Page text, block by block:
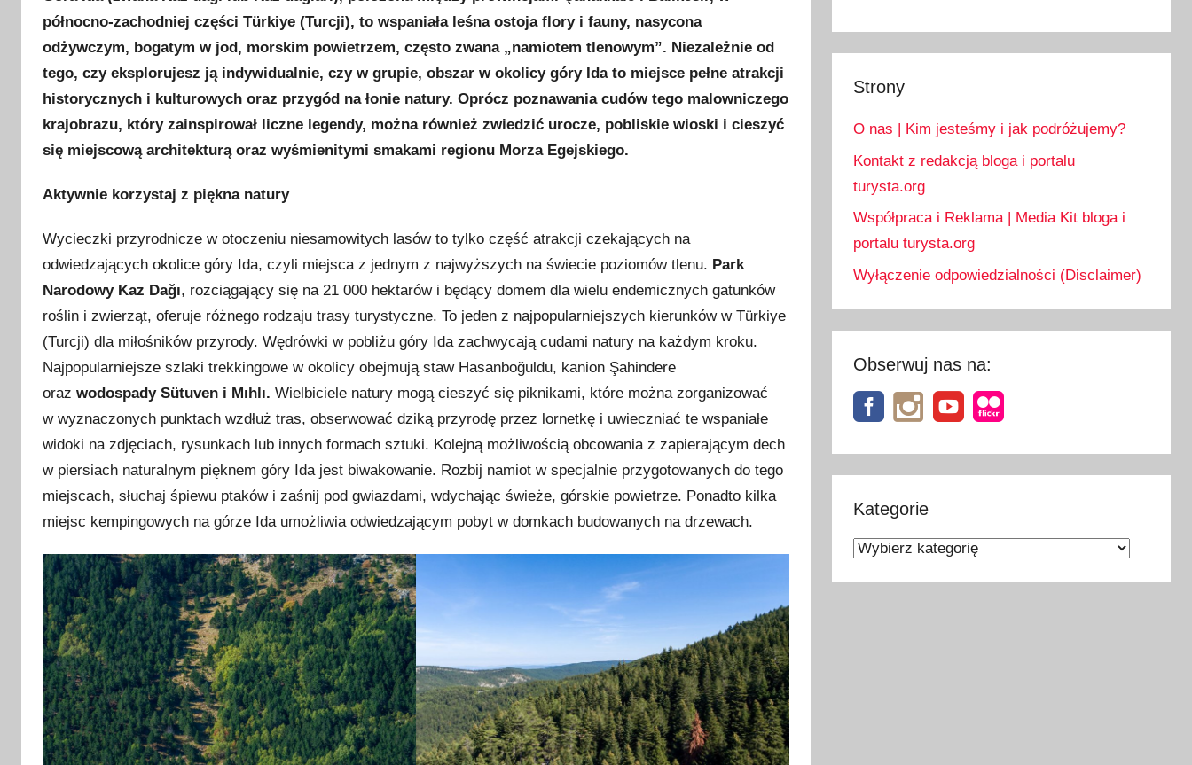
b
l
i
k
o
n
1
j
a
2
0
2
4
północno-zachodniej części Türkiye (Turcji), to wspaniała leśna ostoja flory i fauny, nasycona
odżywczym, bogatym w jod, morskim powietrzem, często zwana „namiotem tlenowym”. Niezależnie od
tego, czy eksplorujesz ją indywidualnie, czy w grupie, obszar w okolicy góry Ida to miejsce pełne atrakcji
historycznych i kulturowych oraz przygód na łonie natury. Oprócz poznawania cudów tego malowniczego
krajobrazu, który zainspirował liczne legendy, można również zwiedzić urocze, pobliskie wioski i cieszyć
się miejscową architekturą oraz wyśmienitymi smakami regionu Morza Egejskiego.
Aktywnie korzystaj z piękna natury
Wycieczki przyrodnicze w otoczeniu niesamowitych lasów to tylko część atrakcji czekających na
odwiedzających okolice góry Ida, czyli miejsca z jednym z najwyższych na świecie poziomów tlenu. Park
Narodowy Kaz Dağı, rozciągający się na 21 000 hektarów i będący domem dla wielu endemicznych gatunków
roślin i zwierząt, oferuje różnego rodzaju trasy turystyczne. To jeden z najpopularniejszych kierunków w Türkiye
(Turcji) dla miłośników przyrody. Wędrówki w pobliżu góry Ida zachwycają cudami natury na każdym kroku.
Najpopularniejsze szlaki trekkingowe w okolicy obejmują staw Hasanboğuldu, kanion Şahindere
oraz wodospady Sütuven i Mıhlı. Wielbiciele natury mogą cieszyć się piknikami, które można zorganizować
w wyznaczonych punktach wzdłuż tras, obserwować dziką przyrodę przez lornetkę i uwieczniać te wspaniałe
widoki na zdjęciach, rysunkach lub innych formach sztuki. Kolejną możliwością obcowania z zapierającym dech
w piersiach naturalnym pięknem góry Ida jest biwakowanie. Rozbij namiot w specjalnie przygotowanych do tego
miejscach, słuchaj śpiewu ptaków i zaśnij pod gwiazdami, wdychając świeże, górskie powietrze. Ponadto kilka
miejsc kempingowych na górze Ida umożliwia odwiedzającym pobyt w domkach budowanych na drzewach.
Strony
O nas | Kim jesteśmy i jak podróżujemy?
Kontakt z redakcją bloga i portalu
turysta.org
Współpraca i Reklama | Media Kit bloga i
portalu turysta.org
Wyłączenie odpowiedzialności (Disclaimer)
Obserwuj nas na:
Kategorie
Kategorie